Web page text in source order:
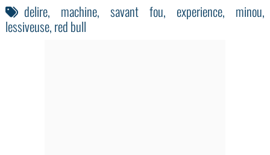
delire, machine,savant fou, experience, minou,
lessiveuse,red bull